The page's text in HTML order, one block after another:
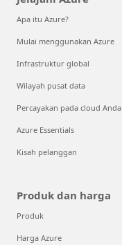
Apa itu Azure?
Mulai menggunakan Azure
Infrastruktur global
Wilayah pusat data
Percayakan pada cloud Anda
Azure Essentials
Kisah pelanggan
Produk dan harga
Produk
Harga Azure